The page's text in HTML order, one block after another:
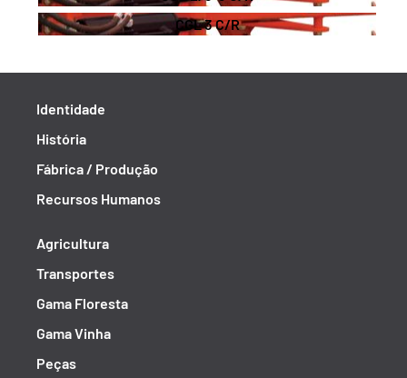
CGL 3 C/R
Identidade
História
Fábrica / Produção
Recursos Humanos
Agricultura
Transportes
Gama Floresta
Gama Vinha
Peças